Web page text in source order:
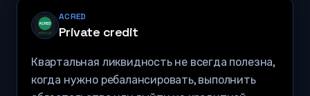
ACRED
Private credit
Квартальная ликвидность не всегда полезна,
когда нужно ребалансировать, выполнить